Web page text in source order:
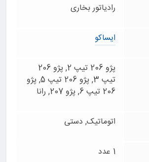
رادیاتور بخاری
ایساکو
پژو 206 تیپ 2, پژو 206
تیپ 3, پژو 206 تیپ 5, پژو
206 تیپ 6, پژو 207, رانا
اتوماتیک, دستی
1 عدد